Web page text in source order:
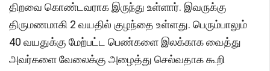
திறவை கொண்டவராக இருந்து உள்ளார். இவருக்கு
திருமணமாகி 2 வயதில் குழந்தை உள்ளது. பெரும்பாலும்
40 வயதுக்கு மேற்பட்ட பெண்களை இலக்காக வைத்து
அவர்களை வேலைக்கு அழைத்து செல்வதாக கூறி